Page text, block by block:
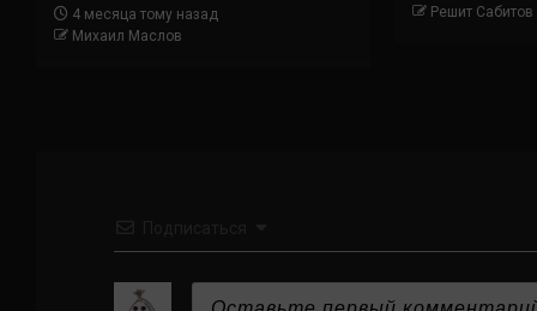
4 месяца тому назад
Михаил Маслов
Решит Сабитов